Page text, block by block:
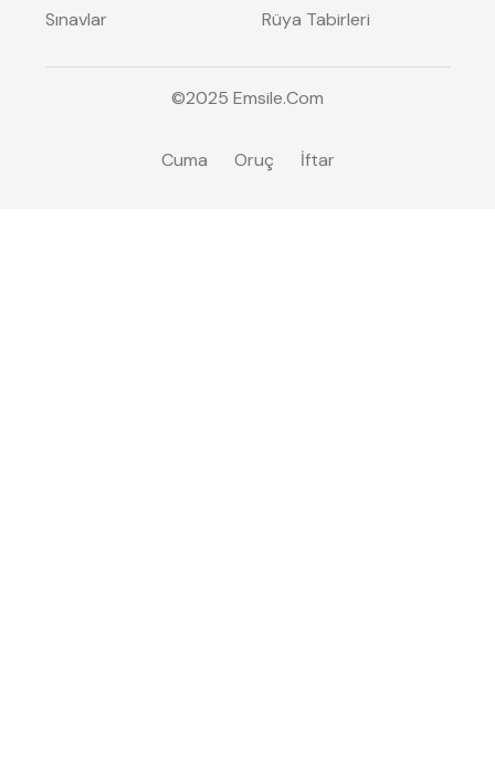
Sınavlar
Rüya Tabirleri
©2025 Emsile.Com
Cuma Oruç İftar